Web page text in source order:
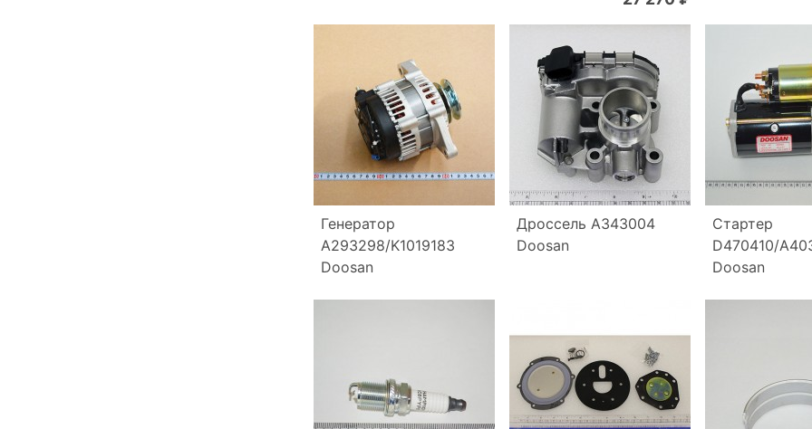
Генератор
A293298/K1019183
Doosan
Дроссель A343004
Doosan
Стартер
D470410/
Doosan